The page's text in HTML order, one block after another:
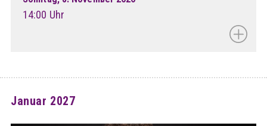
14:00 Uhr
Januar 2027